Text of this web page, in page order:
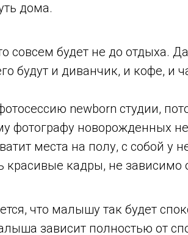
дома.
совсем будет не до отдыха.
будут и диванчик, и кофе, и
newborn студии,
фотографу новорожденных
места на полу, с собой у
красивые кадры, не зависимо
что малышу так будет
зависит полностью от